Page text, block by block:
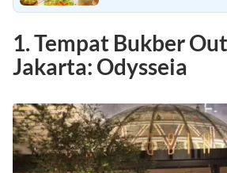
1. Tempat Bukber
Jakarta: Odysseia